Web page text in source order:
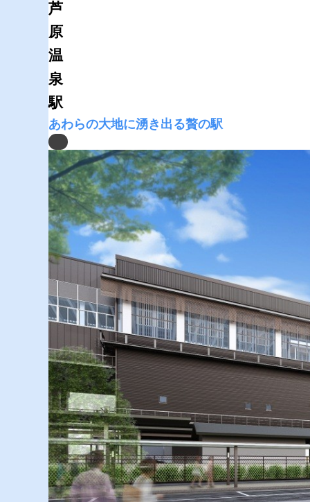
芦
原
温
泉
駅
あわらの大地に湧き出る贅の駅
Previous